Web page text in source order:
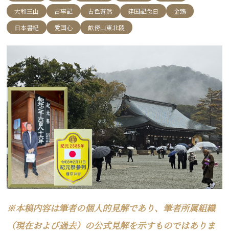
大和三山
古事記 古色蒼然 建国記念日
金鵄
日本書紀
愛国心 畝傍山東北陵
※本稿内容は筆者の個人的見解であり、筆者所属組織
（現在および過去）の公式見解を示すものではありま